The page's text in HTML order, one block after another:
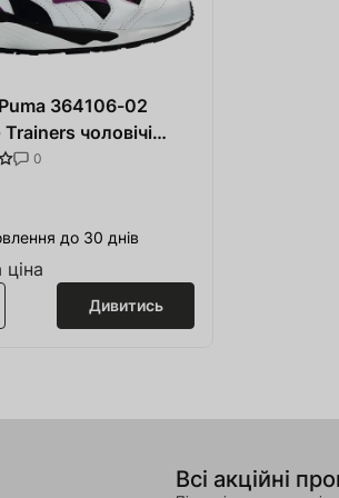
364106-02
чоловічі
7.5) весна-літо
0
до 30 днів
Дивитись
Всі акційні